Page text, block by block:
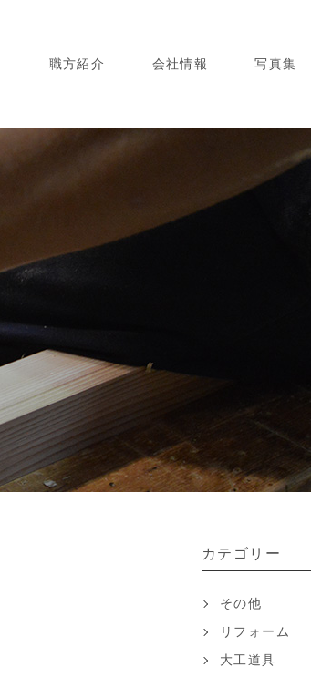
職方紹介 会社情報 写真集
カテゴリー
その他
リフォーム
大工道具